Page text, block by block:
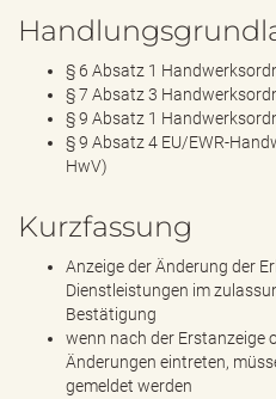
§ 6 Absatz 1
§ 7 Absatz 3
§ 9 Absatz 1
§ 9 Absatz 4 EU/EWR-
HwV)
Kurzfassung
Anzeige der Änderung der
Dienstleistungen im
Bestätigung
wenn nach der Erstanzeige
Änderungen eintreten,
gemeldet werden